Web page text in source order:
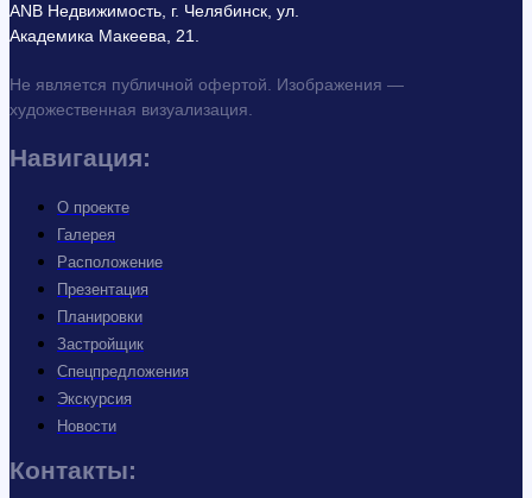
ANB Недвижимость, г. Челябинск, ул.
Академика Макеева, 21.
Не является публичной офертой. Изображения —
художественная визуализация.
Навигация:
О проекте
Галерея
Расположение
Презентация
Планировки
Застройщик
Спецпредложения
Экскурсия
Новости
Контакты: